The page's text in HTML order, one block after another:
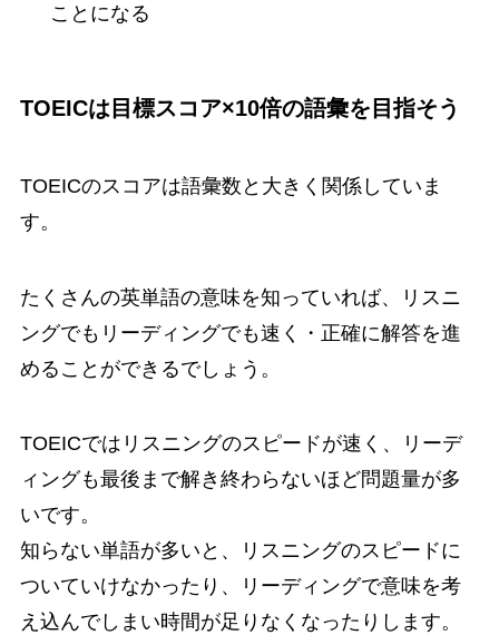
ことになる
TOEICは目標スコア×10倍の語彙を目指そう
TOEICのスコアは語彙数と大きく関係していま
す。
たくさんの英単語の意味を知っていれば、リスニ
ングでもリーディングでも速く・正確に解答を進
めることができるでしょう。
TOEICではリスニングのスピードが速く、リーデ
ィングも最後まで解き終わらないほど問題量が多
いです。
知らない単語が多いと、リスニングのスピードに
ついていけなかったり、リーディングで意味を考
え込んでしまい時間が足りなくなったりします。